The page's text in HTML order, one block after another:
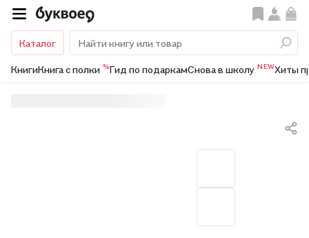
Каталог
КнигиКнига с полки %Гид по подаркамСнова в школу NEWХиты